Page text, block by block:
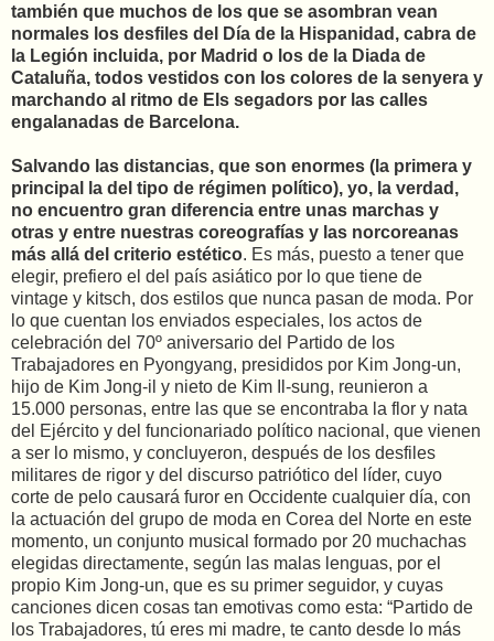
también que muchos de los que se asombran vean
normales los desfiles del Día de la Hispanidad, cabra de
la Legión incluida, por Madrid o los de la Diada de
Cataluña, todos vestidos con los colores de la senyera y
marchando al ritmo de Els segadors por las calles
engalanadas de Barcelona.
Salvando las distancias, que son enormes (la primera y
principal la del tipo de régimen político), yo, la verdad,
no encuentro gran diferencia entre unas marchas y
otras y entre nuestras coreografías y las norcoreanas
más allá del criterio estético. Es más, puesto a tener que
elegir, prefiero el del país asiático por lo que tiene de
vintage y kitsch, dos estilos que nunca pasan de moda. Por
lo que cuentan los enviados especiales, los actos de
celebración del 70º aniversario del Partido de los
Trabajadores en Pyongyang, presididos por Kim Jong-un,
hijo de Kim Jong-il y nieto de Kim Il-sung, reunieron a
15.000 personas, entre las que se encontraba la flor y nata
del Ejército y del funcionariado político nacional, que vienen
a ser lo mismo, y concluyeron, después de los desfiles
militares de rigor y del discurso patriótico del líder, cuyo
corte de pelo causará furor en Occidente cualquier día, con
la actuación del grupo de moda en Corea del Norte en este
momento, un conjunto musical formado por 20 muchachas
elegidas directamente, según las malas lenguas, por el
propio Kim Jong-un, que es su primer seguidor, y cuyas
canciones dicen cosas tan emotivas como esta: “Partido de
los Trabajadores, tú eres mi madre, te canto desde lo más